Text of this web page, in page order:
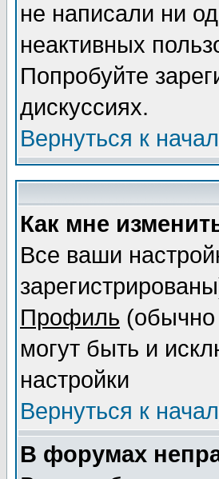
не написали ни
неактивных
Попробуйте
дискуссиях.
Вернуться к
Как мне
Все ваши
Профиль (обычно
могут быть и
настройки
Вернуться к
В форумах